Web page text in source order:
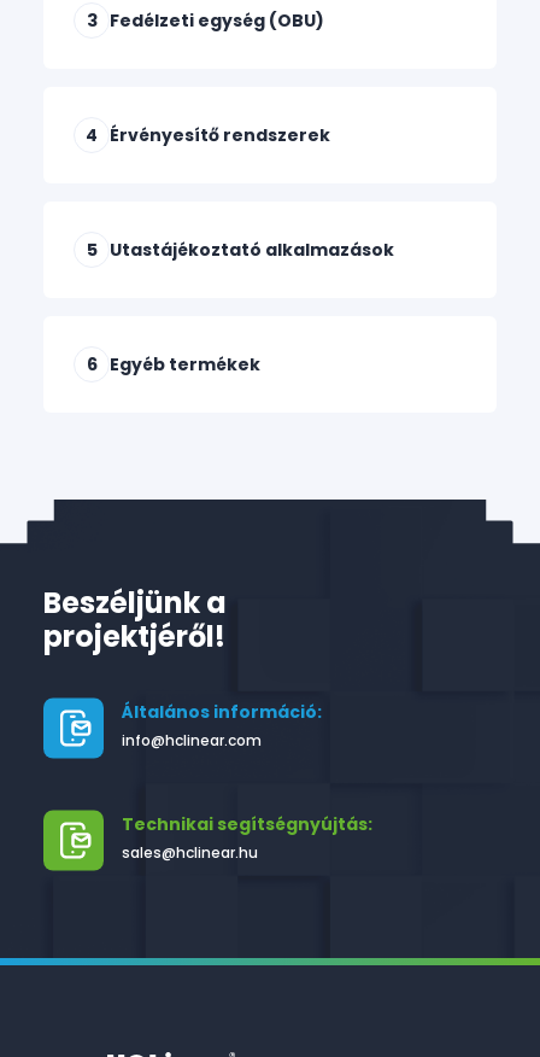
3 Fedélzeti egység (OBU)
4 Érvényesítő rendszerek
5 Utastájékoztató alkalmazások
6 Egyéb termékek
Beszéljünk a
projektjéről!
Általános információ:
info@hclinear.com
Technikai segítségnyújtás:
sales@hclinear.hu